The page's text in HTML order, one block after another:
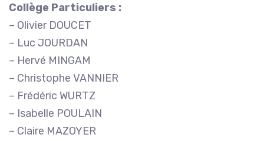
Collège Particuliers :
– Olivier DOUCET
– Luc JOURDAN
– Hervé MINGAM
– Christophe VANNIER
– Frédéric WURTZ
– Isabelle POULAIN
– Claire MAZOYER